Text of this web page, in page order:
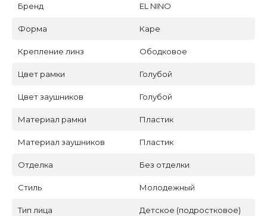
Бренд EL NINO
Форма Каре
Крепление линз Ободковое
Цвет рамки Голубой
Цвет заушников Голубой
Материал рамки Пластик
Материал заушников Пластик
Отделка Без отделки
Стиль Молодежный
Тип лица Детское (подростковое)